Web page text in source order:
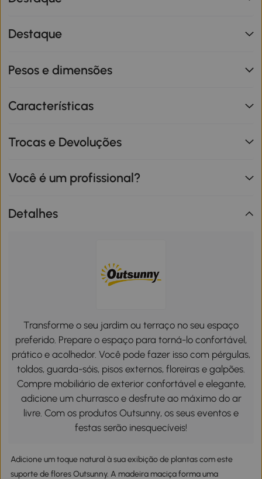
Destaque
Pesos e dimensões
Características
Trocas e Devoluções
Você é um profissional?
Detalhes
Transforme o seu jardim ou terraço no seu espaço
preferido. Prepare o espaço para torná-lo confortável,
prático e acolhedor. Você pode fazer isso com pérgulas,
toldos, guarda-sóis, pisos externos, floreiras e galpões.
Compre mobiliário de exterior confortável e elegante,
adicione um churrasco e desfrute ao máximo do ar
livre. Com os produtos Outsunny, os seus eventos e
festas serão inesquecíveis!
Adicione um toque natural à sua exibição de plantas com este
suporte de flores Outsunny. A madeira maciça forma uma